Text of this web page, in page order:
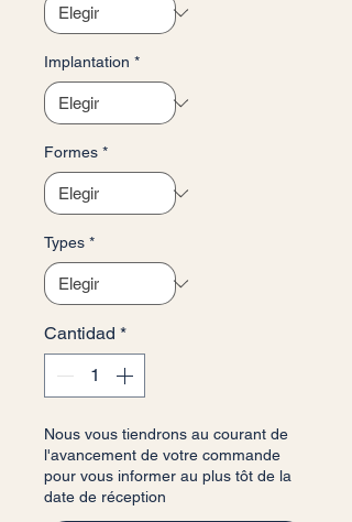
Implantation *
Formes *
Types *
Cantidad *
Nous vous tiendrons au courant de
l'avancement de votre commande
pour vous informer au plus tôt de la
date de réception